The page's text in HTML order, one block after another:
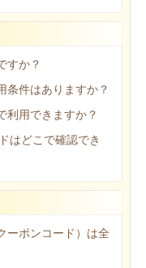
すか？
条件はありますか？
利用できますか？
はどこで確認でき
ーポンコード）は全